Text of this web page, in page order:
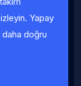
Yapay
daha doğru